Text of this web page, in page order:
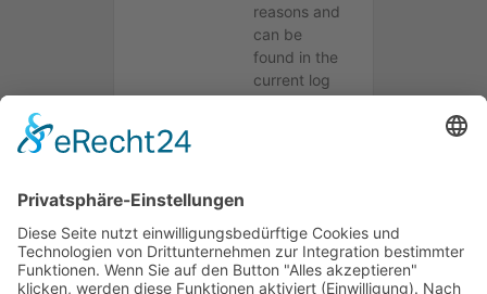
reasons and
can be
found in the
current log
do not
know how
to fix the